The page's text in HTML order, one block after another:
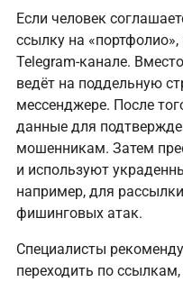
Если человек
ссылку на
Telegram-канале.
ведёт на поддельную
мессенджере. После
данные для
мошенникам. Затем
и используют
например, для
фишинговых атак.
Специалисты
переходить по